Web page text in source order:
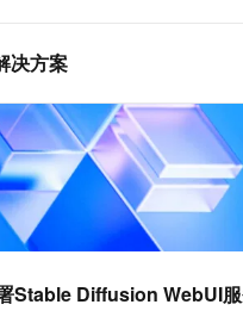
乐工作流、数据库备份等场景。
决方案
Stable Diffusion WebUI